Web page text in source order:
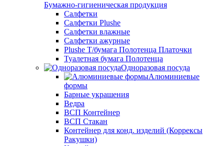
Бумажно-гигиеническая продукция
Салфетки
Салфетки Plushe
Салфетки влажные
Салфетки ажурные
Plushe Т/бумага Полотенца Платочки
Туалетная бумага Полотенца
Одноразовая посуда
Алюминиевые
формы
Барные украшения
Ведра
ВСП Контейнер
ВСП Стакан
Контейнер для конд. изделий (Коррексы
Ракушки)